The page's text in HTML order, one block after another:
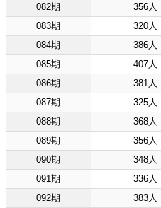
082期
356人
083期
320人
084期
386人
085期
407人
086期
381人
087期
325人
088期
368人
089期
356人
090期
348人
091期
336人
092期
383人